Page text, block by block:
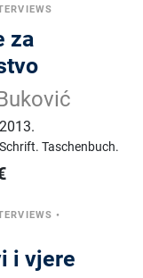
za
2013.
Taschenbuch.
•
i vjere